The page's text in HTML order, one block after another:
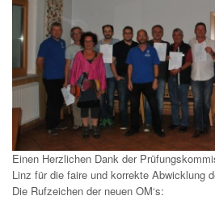
Einen Herzlichen Dank der
Linz für die faire und korrekte Abwicklung
Die Rufzeichen der neuen OM‘s: